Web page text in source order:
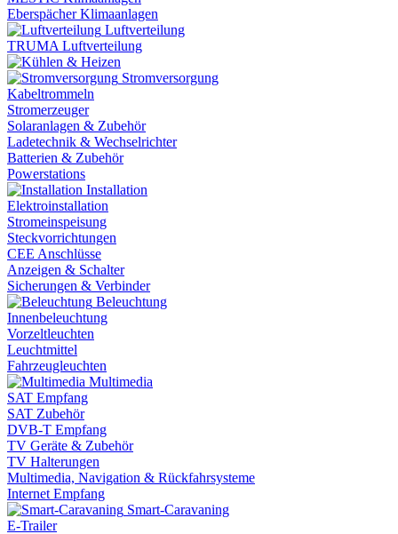
Eberspächer Klimaanlagen
Luftverteilung
TRUMA Luftverteilung
Stromversorgung
Kabeltrommeln
Stromerzeuger
Solaranlagen & Zubehör
Ladetechnik & Wechselrichter
Batterien & Zubehör
Powerstations
Installation
Elektroinstallation
Stromeinspeisung
Steckvorrichtungen
CEE Anschlüsse
Anzeigen & Schalter
Sicherungen & Verbinder
Beleuchtung
Innenbeleuchtung
Vorzeltleuchten
Leuchtmittel
Fahrzeugleuchten
Multimedia
SAT Empfang
SAT Zubehör
DVB-T Empfang
TV Geräte & Zubehör
TV Halterungen
Multimedia, Navigation & Rückfahrsysteme
Internet Empfang
Smart-Caravaning
E-Trailer